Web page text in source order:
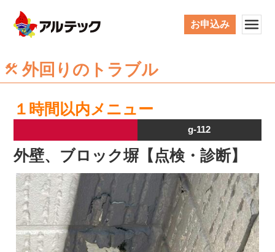
お申込み
外回りのトラブル
１時間以内メニュー
g-112
外壁、ブロック塀【点検・診断】